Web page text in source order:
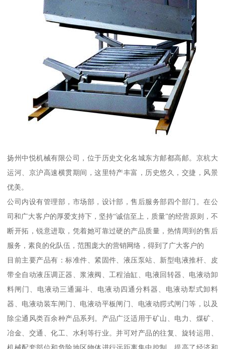
扬州中悦机械有限公司，位于历史文化名城东方邮都高邮。京杭大
运河、京沪高速横贯期间，这里特产丰富，历史悠久，交捷，风景
优美。
公司内设有管理部，市场部，设计部，售后服务部四个部门。在公
司和广大客户的厚爱支持下，坚持“诚信至上，质量”的经营原则，不
断开拓，锐意进取，凭着她可靠过硬的产品质量，热情周到的售后
服务，素良的化队伍，范围庞大的营销网络，得到了广大客户的
目前主要产品有：标准件、紧固件、液压泵站、新型电液推杆、皮
带全自动液压调正器、浆液阀、工程油缸、电液回转器、电液动卸
料闸门、电液动三通漏斗、电液动四通分料器、电液动犁式卸料
器、电液动装车闸门、电液动平板闸门、电液动腭式闸门等，以及
除尘通风类百余种产品系列。产品广泛适用于矿山、电力、煤矿、
冶金、交通、化工、水利等行业。并可对产品的往复、旋转运用、